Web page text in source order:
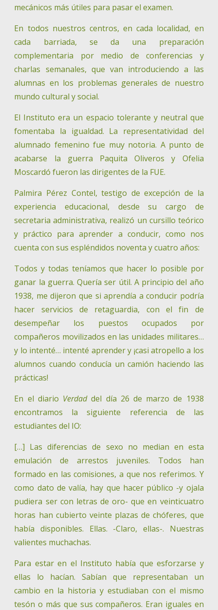
mecánicos más útiles para pasar el examen.
En todos nuestros centros, en cada localidad, en
cada barriada, se da una preparación
complementaria por medio de conferencias y
charlas semanales, que van introduciendo a las
alumnas en los problemas generales de nuestro
mundo cultural y social.
El Instituto era un espacio tolerante y neutral que
fomentaba la igualdad. La representatividad del
alumnado femenino fue muy notoria. A punto de
acabarse la guerra Paquita Oliveros y Ofelia
Moscardó fueron las dirigentes de la FUE.
Palmira Pérez Contel, testigo de excepción de la
experiencia educacional, desde su cargo de
secretaria administrativa, realizó un cursillo teórico
y práctico para aprender a conducir, como nos
cuenta con sus espléndidos noventa y cuatro años:
Todos y todas teníamos que hacer lo posible por
ganar la guerra. Quería ser útil. A principio del año
1938, me dijeron que si aprendía a conducir podría
hacer servicios de retaguardia, con el fin de
desempeñar los puestos ocupados por
compañeros movilizados en las unidades militares…
y lo intenté… intenté aprender y ¡casi atropello a los
alumnos cuando conducía un camión haciendo las
prácticas!
En el diario Verdaddel día 26 de marzo de 1938
encontramos la siguiente referencia de las
estudiantes del IO:
[…] Las diferencias de sexo no median en esta
emulación de arrestos juveniles. Todos han
formado en las comisiones, a que nos referimos. Y
como dato de valía, hay que hacer público -y ojala
pudiera ser con letras de oro- que en veinticuatro
horas han cubierto veinte plazas de chóferes, que
había disponibles. Ellas. -Claro, ellas-. Nuestras
valientes muchachas.
Para estar en el Instituto había que esforzarse y
ellas lo hacían. Sabían que representaban un
cambio en la historia y estudiaban con el mismo
tesón o más que sus compañeros. Eran iguales en